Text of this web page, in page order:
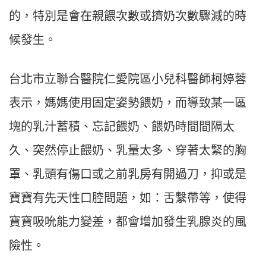
的，特別是會在親餵次數或擠奶次數驟減的時
候發生。
台北市立聯合醫院仁愛院區小兒科醫師柯婷蓉
表示，媽媽使用固定姿勢餵奶，而導致某一區
塊的乳汁蓄積、忘記餵奶、餵奶時間間隔太
久、突然停止餵奶、乳量太多、穿著太緊的胸
罩、乳頭有傷口或之前乳房有開過刀，抑或是
寶寶有先天性口腔問題，如：舌繫帶等，使得
寶寶吸吮能力變差，都會增加發生乳腺炎的風
險性。